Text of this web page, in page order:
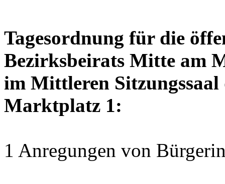
Tagesordnung für die
Bezirksbeirats Mitte am
im Mittleren Sitzungssaal
Marktplatz 1:
1 Anregungen von